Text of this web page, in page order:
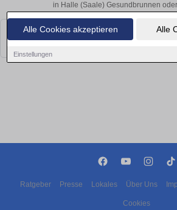
Alle Cookies akzeptieren Alle
Einstellungen
in Halle (Saale) Gesundbrunnen
Leider konnten wir derzeit keine passenden
Ratgeber Presse Lokales Über Uns
Cookies